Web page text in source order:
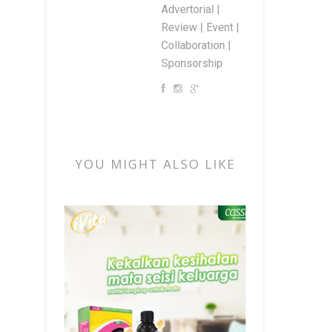
Advertorial |
Review | Event |
Collaboration |
Sponsorship
YOU MIGHT ALSO LIKE